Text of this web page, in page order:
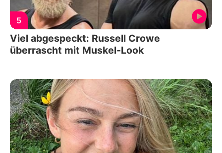
5
Viel abgespeckt: Russell Crowe
überrascht mit Muskel-Look